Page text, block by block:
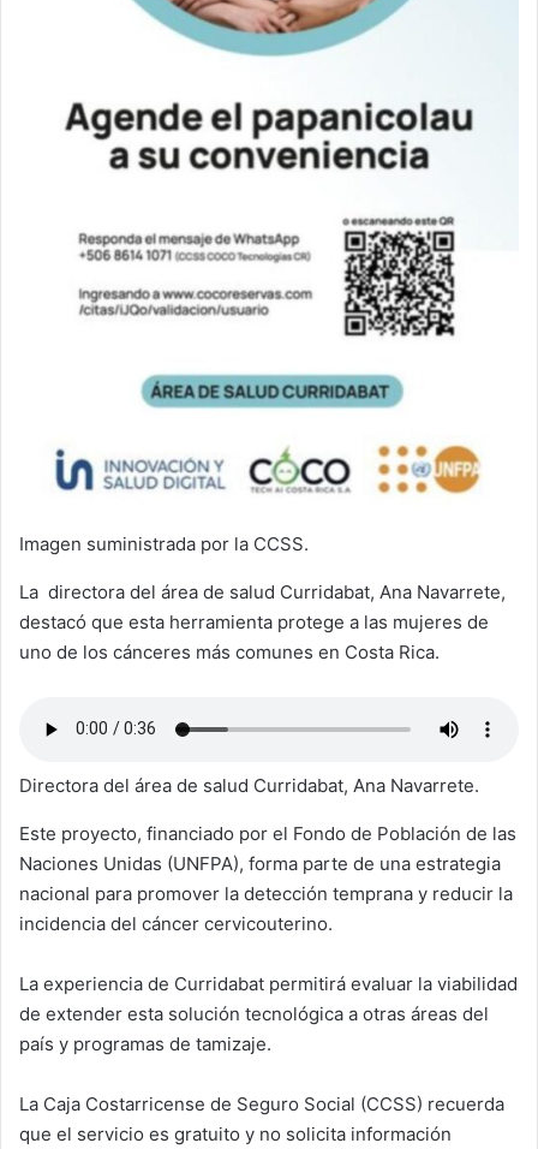
Imagen suministrada por la CCSS.
La directora del área de salud Curridabat, Ana Navarrete,
destacó que esta herramienta protege a las mujeres de
uno de los cánceres más comunes en Costa Rica.
Directora del área de salud Curridabat, Ana Navarrete.
Este proyecto, financiado por el Fondo de Población de las
Naciones Unidas (UNFPA), forma parte de una estrategia
nacional para promover la detección temprana y reducir la
incidencia del cáncer cervicouterino.
La experiencia de Curridabat permitirá evaluar la viabilidad
de extender esta solución tecnológica a otras áreas del
país y programas de tamizaje.
La Caja Costarricense de Seguro Social (CCSS) recuerda
que el servicio es gratuito y no solicita información